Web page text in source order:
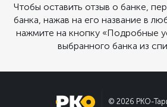
Чтобы оставить отзыв о банке,
банка, нажав на его название в
нажмите на кнопку «Подробные
выбранного банка из
© 2026 РКО-